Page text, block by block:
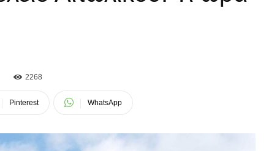
2268
Pinterest WhatsApp